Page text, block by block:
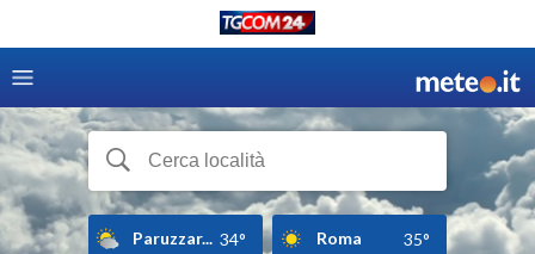
Paruzzar... 34° Roma 35°